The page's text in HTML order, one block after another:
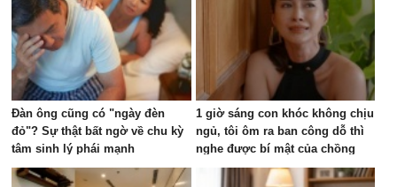
Đàn ông cũng có "ngày đèn
đỏ"? Sự thật bất ngờ về chu kỳ
tâm sinh lý phái mạnh
1 giờ sáng con khóc không chịu
ngủ, tôi ôm ra ban công dỗ thì
nghe được bí mật của chồng